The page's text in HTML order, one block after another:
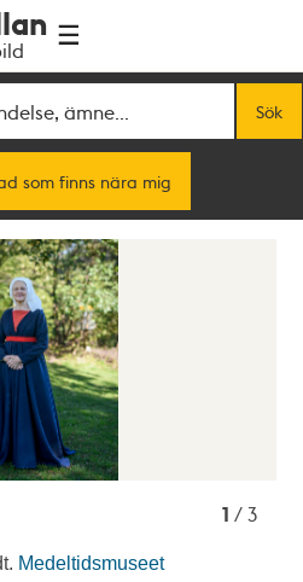
Sök
som finns nära mig
1 / 3
Medeltidsmuseet